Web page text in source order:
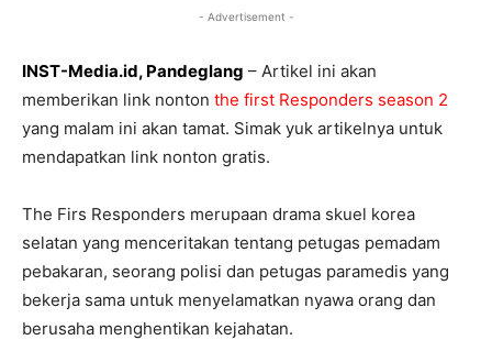
- Advertisement -
INST-Media.id, Pandeglang – Artikel ini akan
memberikan link nonton the first Responders season 2
yang malam ini akan tamat. Simak yuk artikelnya untuk
mendapatkan link nonton gratis.
The Firs Responders merupaan drama skuel korea
selatan yang menceritakan tentang petugas pemadam
pebakaran, seorang polisi dan petugas paramedis yang
bekerja sama untuk menyelamatkan nyawa orang dan
berusaha menghentikan kejahatan.